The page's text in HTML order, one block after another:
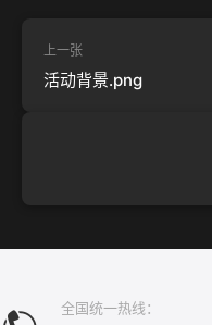
上一张
活动背景.png
全国统一热线：